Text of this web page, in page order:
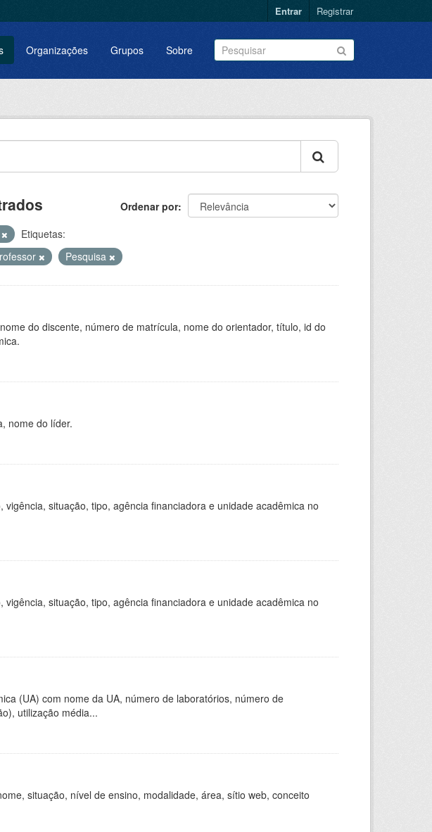
Entrar Registrar
Organizações Grupos Sobre
Ordenar por
Etiquetas:
Pesquisa
do discente, número de matrícula, nome do orientador, título, id do
nome do líder.
situação, tipo, agência financiadora e unidade acadêmica no
situação, tipo, agência financiadora e unidade acadêmica no
(UA) com nome da UA, número de laboratórios, número de
utilização média...
situação, nível de ensino, modalidade, área, sítio web, conceito